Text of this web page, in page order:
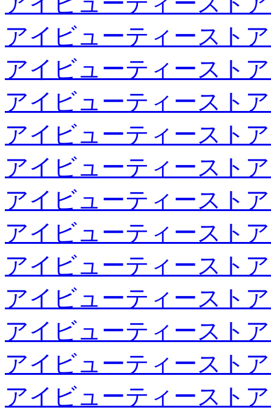
アイビューティースト
アイビューティースト
アイビューティースト
アイビューティースト
アイビューティースト
アイビューティースト
アイビューティースト
アイビューティースト
アイビューティースト
アイビューティースト
アイビューティースト
アイビューティースト